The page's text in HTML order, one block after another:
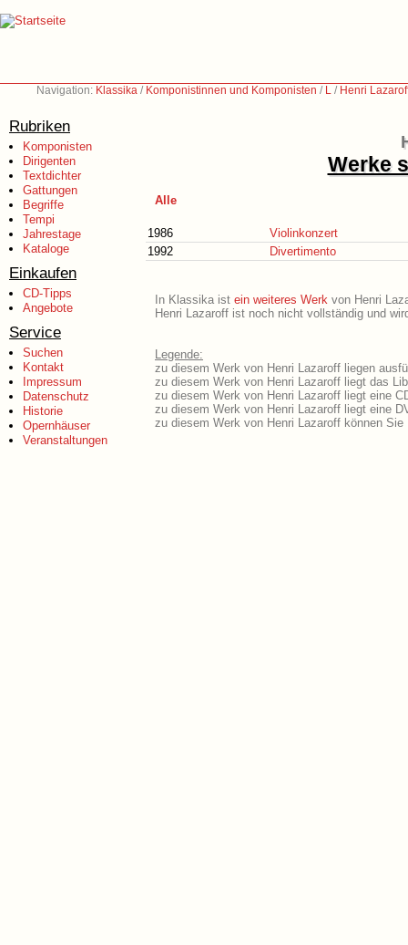
Navigation: Klassika / Komponistinnen und Komponisten / L / Henri
Rubriken
Komponisten
Dirigenten
Textdichter
Gattungen
Begriffe
Tempi
Jahrestage
Kataloge
Einkaufen
CD-Tipps
Angebote
Service
Suchen
Kontakt
Impressum
Datenschutz
Historie
Opernhäuser
Veranstaltungen
Werke
Alle
1986
Violinkonzert
1992
Divertimento
In Klassika ist ein weiteres Werk von Henri
Henri Lazaroff ist noch nicht vollständig und
Legende:
zu diesem Werk von Henri Lazaroff liegen
zu diesem Werk von Henri Lazaroff liegt das
zu diesem Werk von Henri Lazaroff liegt eine
zu diesem Werk von Henri Lazaroff liegt eine
zu diesem Werk von Henri Lazaroff können Sie